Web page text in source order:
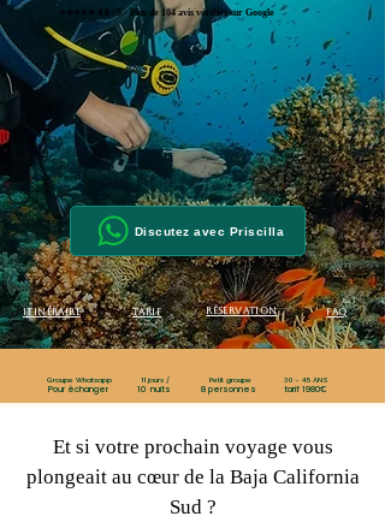
⭐⭐⭐⭐⭐ 4,8 / 5 · Plus de 104 avis vérifiés sur Google
Discutez avec Priscilla
Itinéraire Tarif réservation FAq
Groupe Whatsapp
Pour échanger
11 jours /
10 nuits
Petit groupe
8 personnes
30 - 45 ANS
tarif 1980€
Et si votre prochain voyage vous
plongeait au cœur de la Baja California
Sud ?